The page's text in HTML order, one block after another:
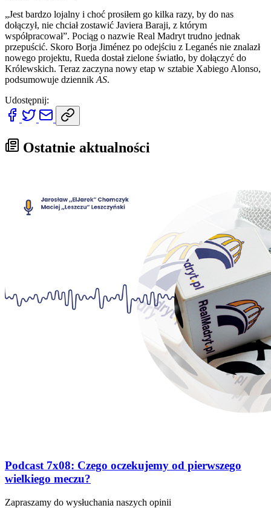
„Jest bardzo lojalny i choć prosiłem go kilka razy, by do nas
dołączył, nie chciał zostawić Javiera Baraji, z którym
współpracował”. Pociąg o nazwie Real Madryt trudno jednak
przepuścić. Skoro Borja Jiménez po odejściu z Leganés nie znalazł
nowego projektu, Rueda dostał zielone światło, by dołączyć do
Królewskich. Teraz zaczyna nowy etap w sztabie Xabiego Alonso,
podsumowuje dziennik AS.
Udostępnij:
Ostatnie aktualności
Podcast 7x08: Czego oczekujemy od pierwszego
wielkiego meczu?
Zapraszamy do wysłuchania naszych opinii